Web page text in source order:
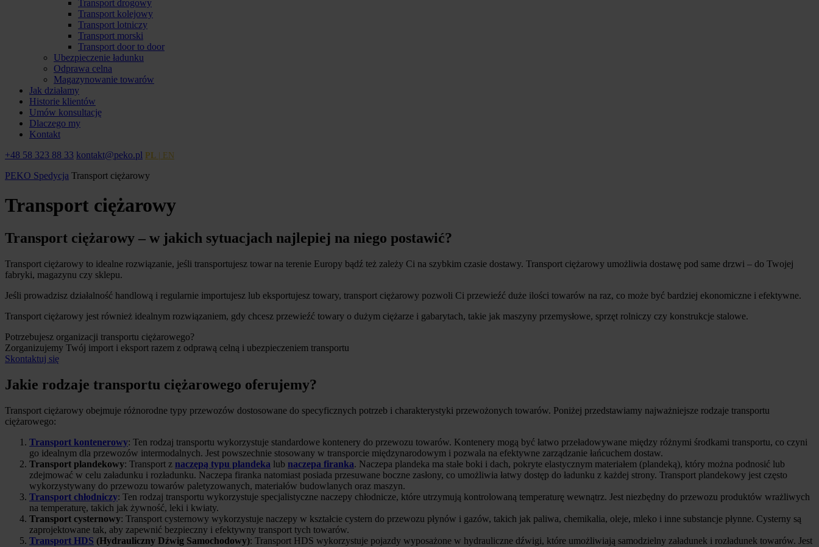
Transport drogowy
Transport kolejowy
Transport lotniczy
Transport morski
Transport door to door
Ubezpieczenie ładunku
Odprawa celna
Magazynowanie towarów
Jak działamy
Historie klientów
Umów konsultację
Dlaczego my
Kontakt
+48 58 323 88 33 kontakt@peko.pl PL | EN
PEKO Spedycja Transport ciężarowy
Transport ciężarowy
Transport ciężarowy – w jakich sytuacjach najlepiej na niego postawić?
Transport ciężarowy to idealne rozwiązanie, jeśli transportujesz towar na terenie Europy bądź też zależy Ci na szybkim czasie dostawy. Transport ciężarowy umożliwia dostawę pod same drzwi – do Twojej
fabryki, magazynu czy sklepu.
Jeśli prowadzisz działalność handlową i regularnie importujesz lub eksportujesz towary, transport ciężarowy pozwoli Ci przewieźć duże ilości towarów na raz, co może być bardziej ekonomiczne i efektywne.
Transport ciężarowy jest również idealnym rozwiązaniem, gdy chcesz przewieźć towary o dużym ciężarze i gabarytach, takie jak maszyny przemysłowe, sprzęt rolniczy czy konstrukcje stalowe.
Potrzebujesz organizacji transportu ciężarowego?
Zorganizujemy Twój import i eksport razem z odprawą celną i ubezpieczeniem transportu
Skontaktuj się
Jakie rodzaje transportu ciężarowego oferujemy?
Transport ciężarowy obejmuje różnorodne typy przewozów dostosowane do specyficznych potrzeb i charakterystyki przewożonych towarów. Poniżej przedstawiamy najważniejsze rodzaje transportu
ciężarowego:
Transport kontenerowy: Ten rodzaj transportu wykorzystuje standardowe kontenery do przewozu towarów. Kontenery mogą być łatwo przeładowywane między różnymi środkami transportu, co czyni
go idealnym dla przewozów intermodalnych. Jest powszechnie stosowany w transporcie międzynarodowym i pozwala na efektywne zarządzanie łańcuchem dostaw.
Transport plandekowy: Transport z naczępą typu plandeka lub naczepa firanka. Naczepa plandeka ma stałe boki i dach, pokryte elastycznym materiałem (plandeką), który można podnosić lub
zdejmować w celu załadunku i rozładunku. Naczepa firanka natomiast posiada przesuwane boczne zasłony, co umożliwia łatwy dostęp do ładunku z każdej strony. Transport plandekowy jest często
wykorzystywany do przewozu towarów paletyzowanych, materiałów budowlanych oraz maszyn.
Transport chłodniczy: Ten rodzaj transportu wykorzystuje specjalistyczne naczepy chłodnicze, które utrzymują kontrolowaną temperaturę wewnątrz. Jest niezbędny do przewozu produktów wrażliwych
na temperaturę, takich jak żywność, leki i kwiaty.
Transport cysternowy: Transport cysternowy wykorzystuje naczepy w kształcie cystern do przewozu płynów i gazów, takich jak paliwa, chemikalia, oleje, mleko i inne substancje płynne. Cysterny są
zaprojektowane tak, aby zapewnić bezpieczny i efektywny transport tych towarów.
Transport HDS (Hydrauliczny Dźwig Samochodowy): Transport HDS wykorzystuje pojazdy wyposażone w hydrauliczne dźwigi, które umożliwiają samodzielny załadunek i rozładunek towarów. Jest